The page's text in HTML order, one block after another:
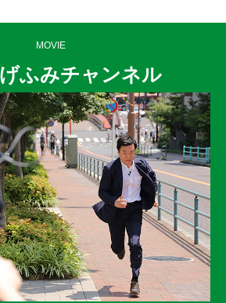
MOVIE
ふみチャンネル